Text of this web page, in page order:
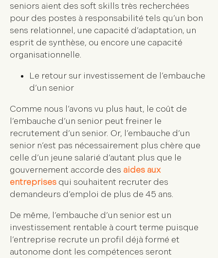
seniors aient des soft skills très recherchées
pour des postes à responsabilité tels qu’un bon
sens relationnel, une capacité d’adaptation, un
esprit de synthèse, ou encore une capacité
organisationnelle.
Le retour sur investissement de l’embauche
d’un senior
Comme nous l’avons vu plus haut, le coût de
l’embauche d’un senior peut freiner le
recrutement d’un senior. Or, l’embauche d’un
senior n’est pas nécessairement plus chère que
celle d’un jeune salarié d’autant plus que le
gouvernement accorde des aides aux
entreprises qui souhaitent recruter des
demandeurs d’emploi de plus de 45 ans.
De même, l’embauche d’un senior est un
investissement rentable à court terme puisque
l’entreprise recrute un profil déjà formé et
autonome dont les compétences seront